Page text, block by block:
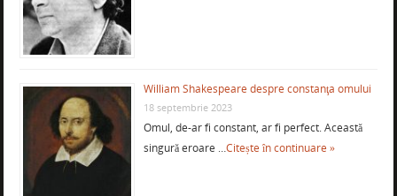
William Shakespeare despre constanţa omului
18 septembrie 2023
Omul, de-ar fi constant, ar fi perfect. Această
singură eroare …Citește în continuare »